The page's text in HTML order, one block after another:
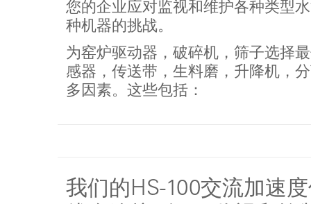
您的企业应对监视和维护各种类型
种机器的挑战。
为窑炉驱动器，破碎机，筛子选择
感器，传送带，生料磨，升降机，
多因素。这些包括：
我们的HS-100交流加速